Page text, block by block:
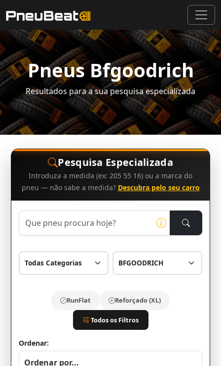
Pneus Bfgoodrich
Resultados para a sua pesquisa especializada
Pesquisa Especializada
Introduza a medida (ex: 205 55 16) ou a marca do
pneu — não sabe a medida? Descubra pelo seu carro
RunFlat Reforçado (XL)
Todos os Filtros
Ordenar: